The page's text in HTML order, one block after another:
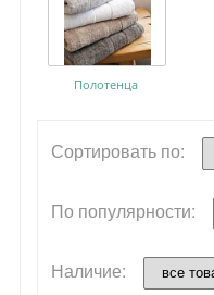
Полотенца
Сортировать по:
По популярности:
Наличие: